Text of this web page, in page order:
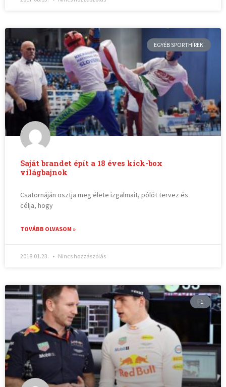
EGYÉB SPORTHÍREK
Saját brandet épít a 18 éves kick-box
világbajnok
Csatornáján osztja meg élete izgalmait, pólót tervez és
célja, hogy
TOVÁBB OLVASOM »
2018.01.23. Nincs hozzászólás
F1